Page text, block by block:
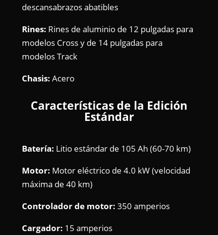
descansabrazos abatibles
Rines: Rines de aluminio de 12 pulgadas para
modelos Cross y de 14 pulgadas para
modelos Track
Chasis: Acero
Características de la Edición
Estándar
Batería: Litio estándar de 105 Ah (60-70 km)
Motor: Motor eléctrico de 4.0 kW (velocidad
máxima de 40 km)
Controlador de motor: 350 amperios
Cargador: 15 amperios